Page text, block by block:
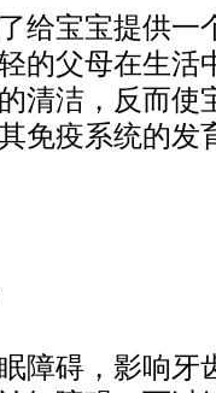
宝宝提供一
的父母在生活
清洁，反而使
免疫系统的发
碍，影响牙